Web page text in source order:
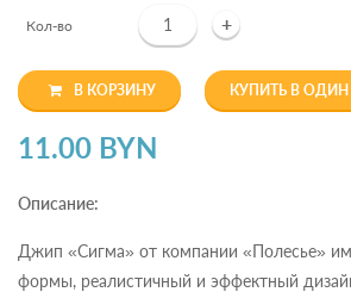
Кол-во +
В КОРЗИНУ КУПИТЬ В
11.00 BYN
Описание:
Джип «Сигма» от компании «Полесье»
формы, реалистичный и эффектный